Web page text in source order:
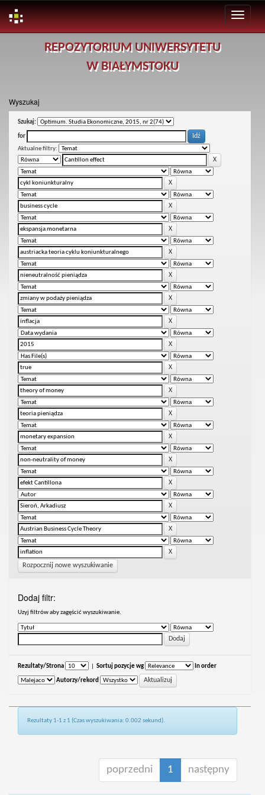
REPOZYTORIUM UNIWERSYTETU
W BIAŁYMSTOKU
Wyszukaj
Szukaj:
for
Aktualne filtry:
Rozpocznij nowe wyszukiwanie
Dodaj filtr:
Uzyj filtrów aby zagęścić wyszukiwanie.
Rezultaty/Strona Sortuj pozycje wg In order
Autorzy/rekord
Rezultaty 1-1 z 1 (Czas wyszukiwania: 0.002 sekund).
poprzedni 1 następny